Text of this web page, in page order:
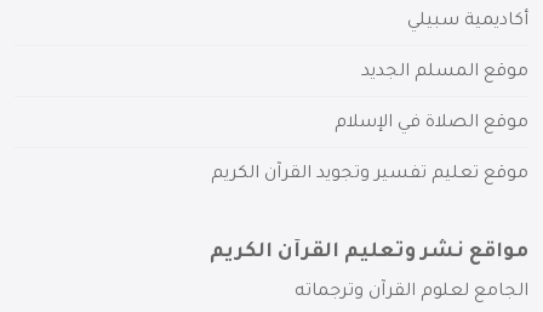
أكاديمية سبيلي
موقع المسلم الجديد
موقع الصلاة في الإسلام
موقع تعليم تفسير وتجويد القرآن الكريم
مواقع نشر وتعليم القرآن الكريم
الجامع لعلوم القرآن وترجماته